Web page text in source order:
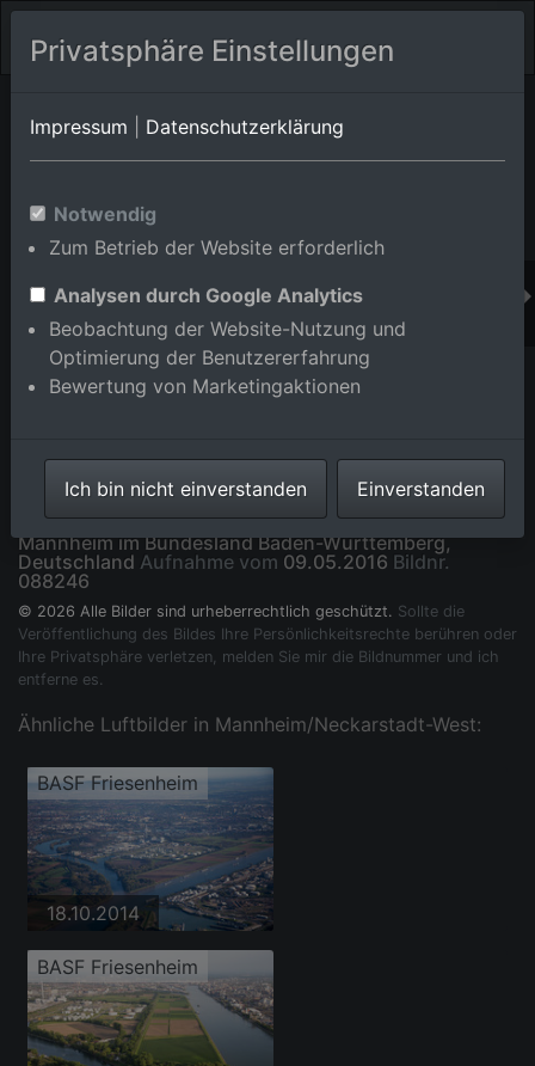
Orts-Album von Mannheim/Neckarstadt-West
Württemberg,Deutschland
Im Shop bestellen
BASF Friesenheim im Ortsteil Neckarstadt-West in
Mannheim im Bundesland Baden-Württemberg,
Deutschland Aufnahme vom 09.05.2016 Bildnr.
088246
© 2026 Alle Bilder sind urheberrechtlich geschützt. Sollte die
Veröffentlichung des Bildes Ihre Persönlichkeitsrechte berühren oder
Ihre Privatsphäre verletzen, melden Sie mir die Bildnummer und ich
entferne es.
Ähnliche Luftbilder in Mannheim/Neckarstadt-West:
BASF Friesenheim
18.10.2014
BASF Friesenheim
Privatsphäre Einstellungen
Impressum Datenschutzerklärung
Notwendig
Zum Betrieb der Website erforderlich
Analysen durch Google Analytics
Beobachtung der Website-Nutzung und
Optimierung der Benutzererfahrung
Bewertung von Marketingaktionen
Ich bin nicht einverstanden Einverstanden